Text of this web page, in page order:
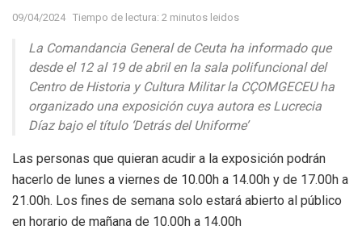
09/04/2024 Tiempo de lectura: 2 minutos leidos
La Comandancia General de Ceuta ha informado que
desde el 12 al 19 de abril en la sala polifuncional del
Centro de Historia y Cultura Militar la CÇOMGECEU ha
organizado una exposición cuya autora es Lucrecia
Díaz bajo el título ‘Detrás del Uniforme’
Las personas que quieran acudir a la exposición podrán
hacerlo de lunes a viernes de 10.00h a 14.00h y de 17.00h a
21.00h. Los fines de semana solo estará abierto al público
en horario de mañana de 10.00h a 14.00h